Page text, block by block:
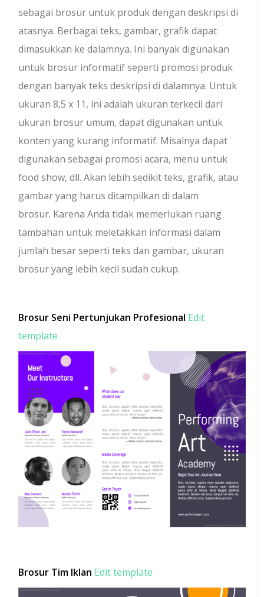
sebagai brosur untuk produk dengan deskripsi di
atasnya. Berbagai teks, gambar, grafik dapat
dimasukkan ke dalamnya. Ini banyak digunakan
untuk brosur informatif seperti promosi produk
dengan banyak teks deskripsi di dalamnya. Untuk
ukuran 8,5 x 11, ini adalah ukuran terkecil dari
ukuran brosur umum, dapat digunakan untuk
konten yang kurang informatif. Misalnya dapat
digunakan sebagai promosi acara, menu untuk
food show, dll. Akan lebih sedikit teks, grafik, atau
gambar yang harus ditampilkan di dalam
brosur. Karena Anda tidak memerlukan ruang
tambahan untuk meletakkan informasi dalam
jumlah besar seperti teks dan gambar, ukuran
brosur yang lebih kecil sudah cukup.
Brosur Seni Pertunjukan Profesional Edit
template
Brosur Tim Iklan Edit template